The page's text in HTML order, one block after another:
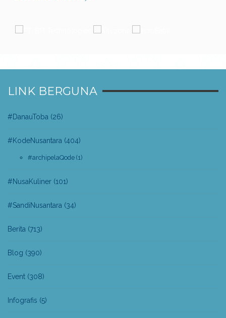
LINK BERGUNA
#DanauToba (26)
#KodeNusantara (404)
#archipelaQode (1)
#NusaKuliner (101)
#SandiNusantara (34)
Berita (713)
Blog (390)
Event (308)
Infografis (5)